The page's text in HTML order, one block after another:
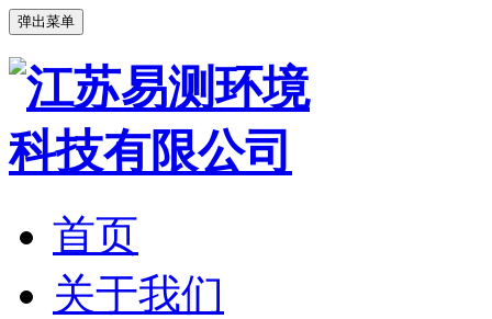
弹出菜单
首页
关于我们